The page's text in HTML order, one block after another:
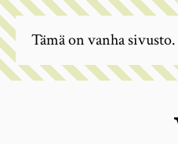
Tämä on vanha